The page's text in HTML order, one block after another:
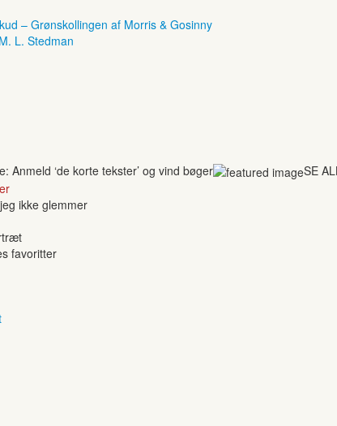
– Grønskollingen af Morris & Gosinny
L. Stedman
Anmeld ‘de korte tekster’ og vind bøger
SE
ikke glemmer
favoritter